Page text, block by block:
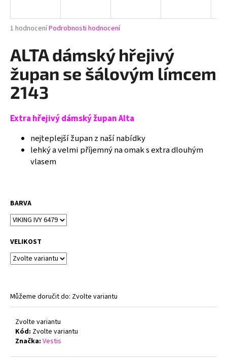
Průměrné
produktu
je
5,0
z
5
hvězdiček.
1 hodnoceníPodrobnosti hodnocení
ALTA dámský hřejivý
župan se šálovým límcem
2143
Extra hřejivý dámský župan Alta
nejteplejší župan z naší nabídky
lehký a velmi příjemný na omak s extra dlouhým
vlasem
BARVA
VELIKOST
Můžeme doručit do: Zvolte variantu
Zvolte variantu
Kód: Zvolte variantu
Značka: Vestis
j
t
?
HLEDAT
r
u
č
u
j
e
KOSTICÍ
FELINA
PROVENCE